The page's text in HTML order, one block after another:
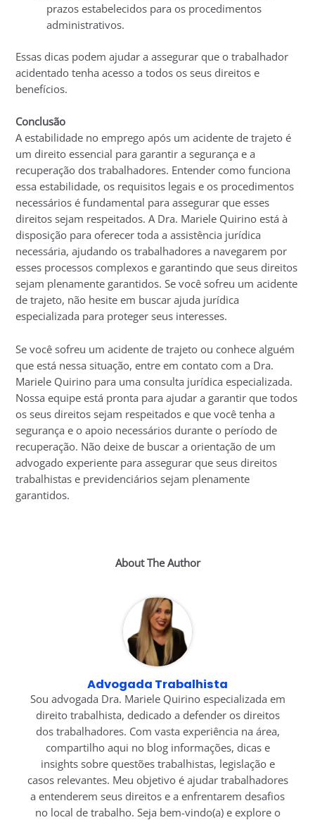
prazos estabelecidos para os procedimentos
administrativos.
Essas dicas podem ajudar a assegurar que o trabalhador
acidentado tenha acesso a todos os seus direitos e
benefícios.
Conclusão
A estabilidade no emprego após um acidente de trajeto é
um direito essencial para garantir a segurança e a
recuperação dos trabalhadores. Entender como funciona
essa estabilidade, os requisitos legais e os procedimentos
necessários é fundamental para assegurar que esses
direitos sejam respeitados. A Dra. Mariele Quirino está à
disposição para oferecer toda a assistência jurídica
necessária, ajudando os trabalhadores a navegarem por
esses processos complexos e garantindo que seus direitos
sejam plenamente garantidos. Se você sofreu um acidente
de trajeto, não hesite em buscar ajuda jurídica
especializada para proteger seus interesses.
Se você sofreu um acidente de trajeto ou conhece alguém
que está nessa situação, entre em contato com a Dra.
Mariele Quirino para uma consulta jurídica especializada.
Nossa equipe está pronta para ajudar a garantir que todos
os seus direitos sejam respeitados e que você tenha a
segurança e o apoio necessários durante o período de
recuperação. Não deixe de buscar a orientação de um
advogado experiente para assegurar que seus direitos
trabalhistas e previdenciários sejam plenamente
garantidos.
About The Author
Advogada Trabalhista
Sou advogada Dra. Mariele Quirino especializada em
direito trabalhista, dedicado a defender os direitos
dos trabalhadores. Com vasta experiência na área,
compartilho aqui no blog informações, dicas e
insights sobre questões trabalhistas, legislação e
casos relevantes. Meu objetivo é ajudar trabalhadores
a entenderem seus direitos e a enfrentarem desafios
no local de trabalho. Seja bem-vindo(a) e explore o